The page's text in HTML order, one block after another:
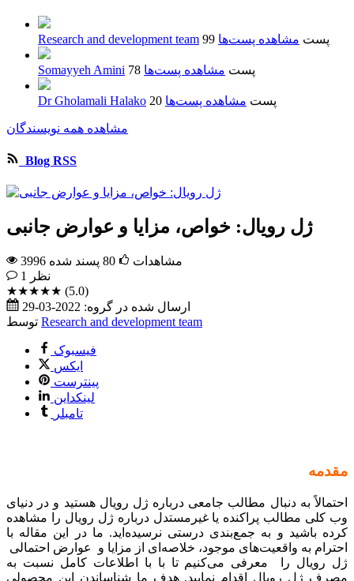
Research and development team 99 پست مشاهده پست‌ها
Somayyeh Amini 78 پست مشاهده پست‌ها
Dr Gholamali Halako 20 پست مشاهده پست‌ها
مشاهده همه نویسندگان
Blog RSS
ژل رویال: خواص، مزایا و عوارض جانبی
3996 مشاهدات 80 پسند شده
1
نظر
★★★★★ (5.0)
ارسال شده در گروه: 2022-03-29
توسط Research and development team
فیسبوک
ایکس
پینترست
لینکداین
تامبلر
مقدمه
احتمالاً به دنبال مطالب جامعی درباره ژل رویال هستید و در دنیای
وب کلی مطالب پراکنده یا غیرمستدل درباره ژل رویال را مشاهده
کرده باشید و به جمع‌بندی درستی نرسیده‌اید. ما در این مقاله با
احترام به واقعیت‌های موجود، خلاصه‌ای از مزایا و عوارض احتمالی
ژل رویال را معرفی می‌کنیم تا با با اطلاعات کامل نسبت به
مصرف ژل رویال اقدام نمایید. هدف ما شناساندن این محصولی